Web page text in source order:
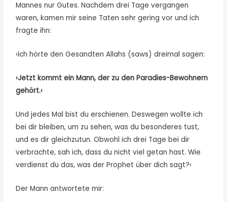
Mannes nur Gutes. Nachdem drei Tage vergangen
waren, kamen mir seine Taten sehr gering vor und ich
fragte ihn:
›Ich hörte den Gesandten Allahs (saws) dreimal sagen:
›Jetzt kommt ein Mann, der zu den Paradies-Bewohnern
gehört.‹
Und jedes Mal bist du erschienen. Deswegen wollte ich
bei dir bleiben, um zu sehen, was du besonderes tust,
und es dir gleichzutun. Obwohl ich drei Tage bei dir
verbrachte, sah ich, dass du nicht viel getan hast. Wie
verdienst du das, was der Prophet über dich sagt?‹
Der Mann antwortete mir: